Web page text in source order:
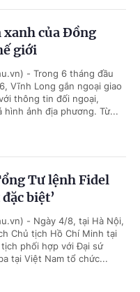
của Đồng
giới
- Trong 6 tháng đầu
Vĩnh Long gắn ngoại giao
thông tin đối ngoại,
hình ảnh địa phương. Từ...
Tư lệnh Fidel
biệt’
- Ngày 4/8, tại Hà Nội,
Chủ tịch Hồ Chí Minh tại
tịch phối hợp với Đại sứ
tại Việt Nam tổ chức...